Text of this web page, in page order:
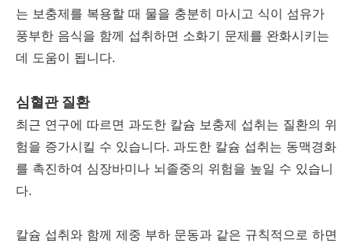
는 보충제를 복용할 때 물을 충분히 마시고 식이 섬유가
풍부한 음식을 함께 섭취하면 소화기 문제를 완화시키는
데 도움이 됩니다.
심혈관 질환
최근 연구에 따르면 과도한 칼슘 보충제 섭취는 질환의 위
험을 증가시킬 수 있습니다. 과도한 칼슘 섭취는 동맥경화
를 촉진하여 심장바미나 뇌졸중의 위험을 높일 수 있습니
다.
칼슘 섭취와 함께 제중 부하 문동과 같은 규칙적으로 하면